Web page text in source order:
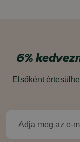
6%
Elsőként
Adja meg az e-